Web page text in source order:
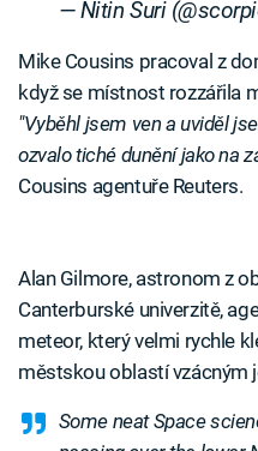
— Nitin Suri
Mike Cousins pracoval z
když se místnost rozzářila
"Vyběhl jsem ven a uviděl
ozvalo tiché dunění jako na
Cousins agentuře Reuters.
Alan Gilmore, astronom z
Canterburské univerzitě,
meteor, který velmi rychle
městskou oblastí vzácným
Some neat Space